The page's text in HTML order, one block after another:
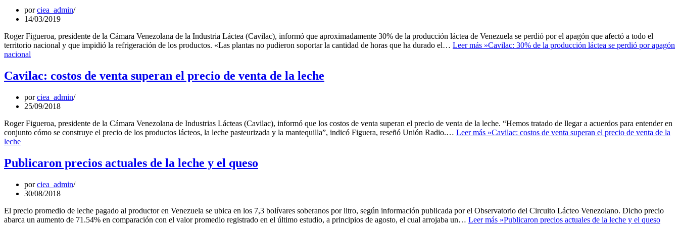
porciea_admin
14/03/2019
Roger Figueroa, presidente de la Cámara Venezolana de la Industria Láctea (Cavilac), informó que aproximadamente 30% de la producción láctea de Venezuela se perdió por el apagón que afectó a todo el
territorio nacional y que impidió la refrigeración de los productos. «Las plantas no pudieron soportar la cantidad de horas que ha durado el… Leer más »Cavilac: 30% de la producción láctea se perdió por apagón
nacional
Cavilac: costos de venta superan el precio de venta de la leche
porciea_admin
25/09/2018
Roger Figueroa, presidente de la Cámara Venezolana de Industrias Lácteas (Cavilac), informó que los costos de venta superan el precio de venta de la leche. “Hemos tratado de llegar a acuerdos para entender en
conjunto cómo se construye el precio de los productos lácteos, la leche pasteurizada y la mantequilla”, indicó Figuera, reseñó Unión Radio.… Leer más »Cavilac: costos de venta superan el precio de venta de la
leche
Publicaron precios actuales de la leche y el queso
porciea_admin
30/08/2018
El precio promedio de leche pagado al productor en Venezuela se ubica en los 7,3 bolívares soberanos por litro, según información publicada por el Observatorio del Circuito Lácteo Venezolano. Dicho precio
abarca un aumento de 71.54% en comparación con el valor promedio registrado en el último estudio, a principios de agosto, el cual arrojaba un… Leer más »Publicaron precios actuales de la leche y el queso